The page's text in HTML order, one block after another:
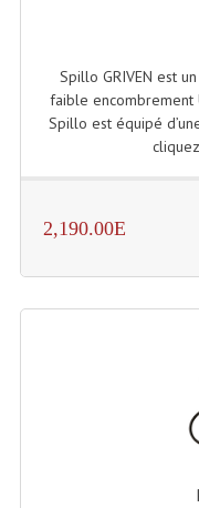
Spillo GRIVEN est
faible
Spillo est équipé
2,190.00E